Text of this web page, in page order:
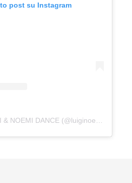
post su Instagram
Un post condiviso da LUIGI & NOEMI DANCE (@luiginoemidance)